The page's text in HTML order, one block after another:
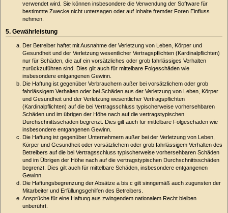
verwendet wird. Sie können insbesondere die Verwendung der Software für
bestimmte Zwecke nicht untersagen oder auf Inhalte fremder Foren Einfluss
nehmen.
5. Gewährleistung
Der Betreiber haftet mit Ausnahme der Verletzung von Leben, Körper und
Gesundheit und der Verletzung wesentlicher Vertragspflichten (Kardinalpflichten)
nur für Schäden, die auf ein vorsätzliches oder grob fahrlässiges Verhalten
zurückzuführen sind. Dies gilt auch für mittelbare Folgeschäden wie
insbesondere entgangenen Gewinn.
Die Haftung ist gegenüber Verbrauchern außer bei vorsätzlichem oder grob
fahrlässigem Verhalten oder bei Schäden aus der Verletzung von Leben, Körper
und Gesundheit und der Verletzung wesentlicher Vertragspflichten
(Kardinalpflichten) auf die bei Vertragsschluss typischerweise vorhersehbaren
Schäden und im übrigen der Höhe nach auf die vertragstypischen
Durchschnittsschäden begrenzt. Dies gilt auch für mittelbare Folgeschäden wie
insbesondere entgangenen Gewinn.
Die Haftung ist gegenüber Unternehmern außer bei der Verletzung von Leben,
Körper und Gesundheit oder vorsätzlichem oder grob fahrlässigem Verhalten des
Betreibers auf die bei Vertragsschluss typischerweise vorhersehbaren Schäden
und im Übrigen der Höhe nach auf die vertragstypischen Durchschnittsschäden
begrenzt. Dies gilt auch für mittelbare Schäden, insbesondere entgangenen
Gewinn.
Die Haftungsbegrenzung der Absätze a bis c gilt sinngemäß auch zugunsten der
Mitarbeiter und Erfüllungsgehilfen des Betreibers.
Ansprüche für eine Haftung aus zwingendem nationalem Recht bleiben
unberührt.